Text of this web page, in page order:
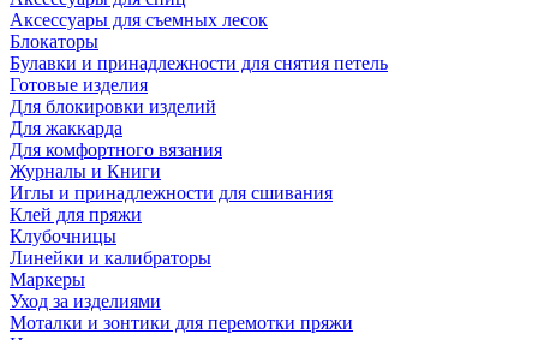
Аксессуары для съемных лесок
Блокаторы
Булавки и принадлежности для снятия петель
Готовые изделия
Для блокировки изделий
Для жаккарда
Для комфортного вязания
Журналы и Книги
Иглы и принадлежности для сшивания
Клей для пряжи
Клубочницы
Линейки и калибраторы
Маркеры
Уход за изделиями
Моталки и зонтики для перемотки пряжи